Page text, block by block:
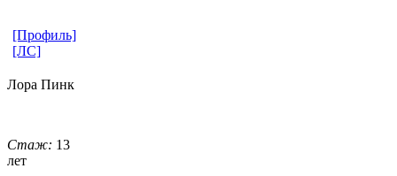
[Профиль]
[ЛС]
Лора Пинк
Стаж: 13
лет